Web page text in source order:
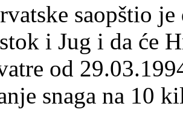
saopštio je
i Jug i da će
od
snaga na 10